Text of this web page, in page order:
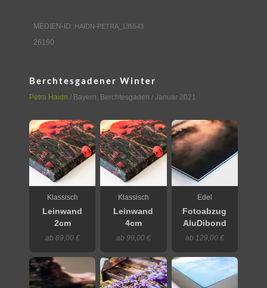
MEDIEN-ID: HAIDN-PETRA_135543
26190
Berchtesgadener Winter
Petra Haidn / Bayern, Berchtesgaden / Januar 2021
Klassisch
Leinwand
2cm
ab 89,00 €
Klassisch
Leinwand
4cm
ab 99,00 €
Edel
Fotoabzug
AluDibond
ab 129,00 €